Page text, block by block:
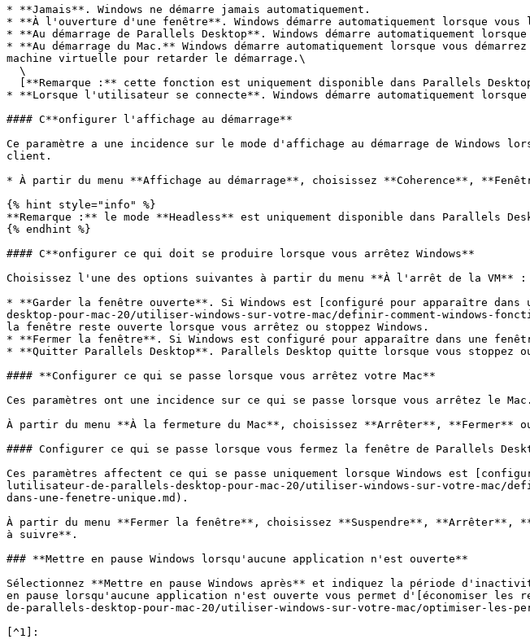
* **Jamais**. Windows ne démarre jamais automatiquement.
* **À l'ouverture d'une fenêtre**. Windows démarre automatiquement lorsque
* **Au démarrage de Parallels Desktop**. Windows démarre automatiquement
* **Au démarrage du Mac.** Windows démarre automatiquement lorsque vous
machine virtuelle pour retarder le démarrage.\
* **Lorsque l'utilisateur se connecte**. Windows démarre automatiquement lorsque
#### C**onfigurer l'affichage au démarrage**
Ce paramètre a une incidence sur le mode d'affichage au démarrage de
client.
* À partir du menu **Affichage au démarrage**, choisissez **Coherence**,
{% hint style="info" %}
**Remarque :** le mode **Headless** est uniquement disponible dans Parallels
{% endhint %}
#### C**onfigurer ce qui doit se produire lorsque vous arrêtez Windows**
Choisissez l'une des options suivantes à partir du menu **À l'arrêt de la VM** :
* **Garder la fenêtre ouverte**. Si Windows est [configuré pour apparaître
desktop-pour-mac-20/utiliser-windows-sur-votre-mac/definir-comment-windows-
la fenêtre reste ouverte lorsque vous arrêtez ou stoppez Windows.
* **Fermer la fenêtre**. Si Windows est configuré pour apparaître dans une
* **Quitter Parallels Desktop**. Parallels Desktop quitte lorsque vous stoppez ou
#### **Configurer ce qui se passe lorsque vous arrêtez votre Mac**
Ces paramètres ont une incidence sur ce qui se passe lorsque vous arrêtez le Mac.
À partir du menu **À la fermeture du Mac**, choisissez **Arrêter**, **Fermer**
#### Configurer ce qui se passe lorsque vous fermez la fenêtre de Parallels
Ces paramètres affectent ce qui se passe uniquement lorsque Windows est
lutilisateur-de-parallels-desktop-pour-mac-20/utiliser-windows-sur-votre-mac/
dans-une-fenetre-unique.md).
À partir du menu **Fermer la fenêtre**, choisissez **Suspendre**, **Arrêter**,
à suivre**.
### **Mettre en pause Windows lorsqu'aucune application n'est ouverte**
Sélectionnez **Mettre en pause Windows après** et indiquez la période
en pause lorsqu'aucune application n'est ouverte vous permet d'[économiser
de-parallels-desktop-pour-mac-20/utiliser-windows-sur-votre-mac/optimiser-les-
[^1]: